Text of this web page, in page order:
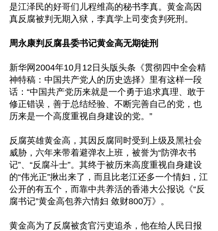
是江泽民的好哥们儿程维高的秘书李真。黄金高因
真反腐被判无期入狱，李真学上司变贪判死刑。
周永康判反腐县委书记黄金高无期徒刑
新华网2004年10月12日头版头条《贯彻四中全会精
神特稿：中国共产党人的历史选择》里有这样一段
话：“中国共产党历来就是一个勇于追求真理、敢于
修正错误，善于总结经验、不断完善自己的党，也
历来是一个高度重视自身建设的党。”
反腐英雄黄金高，其因反腐同时受到上级及黑社会
威胁，六年来带着避弹衣上班，被誉为“防弹衣书
记”、“反腐斗士”。其终于被历来高度重视自身建设
的“伟光正”揪出来了，而且比老江还多一个情妇，江
公开的有五个，而靠中共养活的香港大公报说《“反
腐书记”黄金高包养六情妇 敛财800万》。
黄金高为了反腐被贪官污吏追杀，他在给人民日报